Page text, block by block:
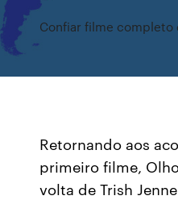
Confiar filme
Retornando aos
primeiro filme,
volta de Trish